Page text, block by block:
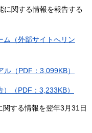
に関する情報を報告する
ム（外部サイトへリン
（PDF：3,099KB）
（PDF：3,233KB）
する情報を翌年3月31日